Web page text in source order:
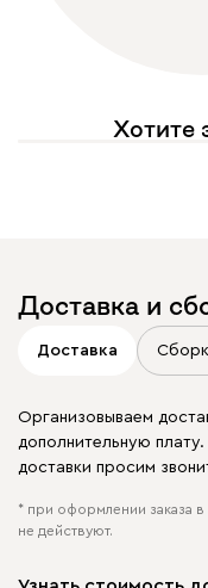
Хотите
Доставка и
Доставка
Организовываем
дополнительную
доставки просим
* при оформлении заказа в
не действуют.